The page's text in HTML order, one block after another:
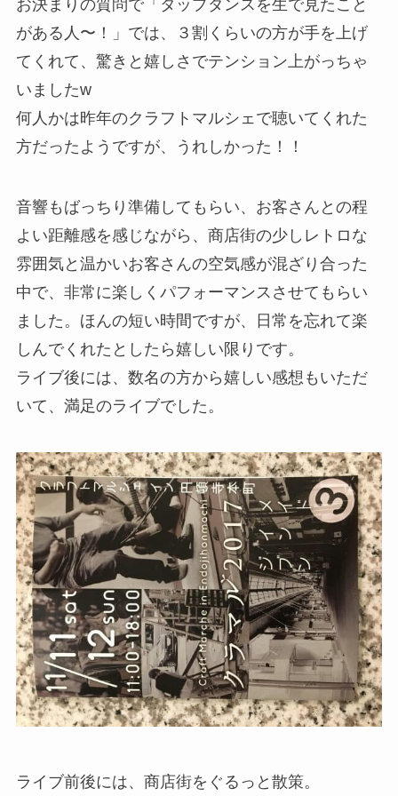
お決まりの質問で「タップダンスを生で見たこと
がある人〜！」では、３割くらいの方が手を上げ
てくれて、驚きと嬉しさでテンション上がっちゃ
いましたw
何人かは昨年のクラフトマルシェで聴いてくれた
方だったようですが、うれしかった！！
音響もばっちり準備してもらい、お客さんとの程
よい距離感を感じながら、商店街の少しレトロな
雰囲気と温かいお客さんの空気感が混ざり合った
中で、非常に楽しくパフォーマンスさせてもらい
ました。ほんの短い時間ですが、日常を忘れて楽
しんでくれたとしたら嬉しい限りです。
ライブ後には、数名の方から嬉しい感想もいただ
いて、満足のライブでした。
ライブ前後には、商店街をぐるっと散策。